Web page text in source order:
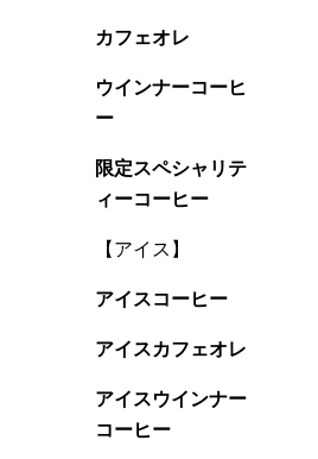
カフェオレ
ウインナーコーヒ
ー
限定スペシャリテ
ィーコーヒー
【アイス】
アイスコーヒー
アイスカフェオレ
アイスウインナー
コーヒー